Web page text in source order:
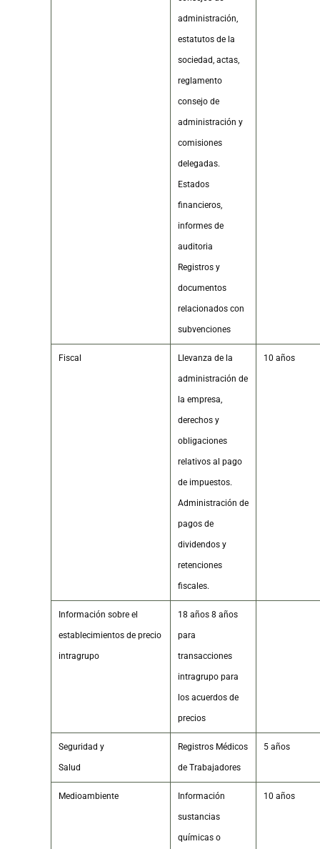
administración,
estatutos de la
sociedad, actas,
reglamento
consejo de
administración y
comisiones
delegadas.
Estados
financieros,
informes de
auditoria
Registros y
documentos
relacionados con
subvenciones
Fiscal Llevanza de la
administración de
la empresa,
derechos y
obligaciones
relativos al pago
de impuestos.
Administración de
pagos de
dividendos y
retenciones
fiscales.
10 años
Información sobre el
establecimientos de precio
intragrupo
18 años 8 años
para
transacciones
intragrupo para
los acuerdos de
precios
Seguridad y
Salud
Registros Médicos
de Trabajadores
5 años
Medioambiente Información
sustancias
químicas o
10 años